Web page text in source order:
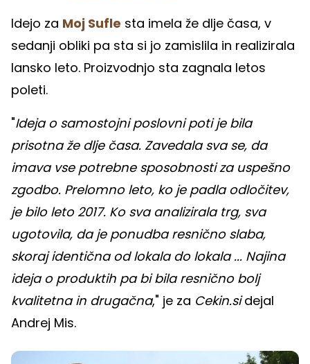
Idejo za Moj Sufle sta imela že dlje časa, v
sedanji obliki pa sta si jo zamislila in realizirala
lansko leto. Proizvodnjo sta zagnala letos
poleti.
"Ideja o samostojni poslovni poti je bila
prisotna že dlje časa. Zavedala sva se, da
imava vse potrebne sposobnosti za uspešno
zgodbo. Prelomno leto, ko je padla odločitev,
je bilo leto 2017. Ko sva analizirala trg, sva
ugotovila, da je ponudba resnično slaba,
skoraj identična od lokala do lokala ... Najina
ideja o produktih pa bi bila resnično bolj
kvalitetna in drugačna," je za Cekin.sidejal
Andrej Mis.